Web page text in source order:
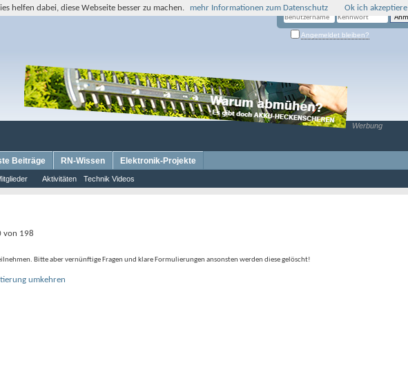
Angemeldet bleiben?
Werbung
Aktivitäten Technik Videos
Beiträge RN-Wissen Elektronik-Projekte
von 198
Bitte aber vernünftige Fragen und klare Formulierungen ansonsten werden diese gelöscht!
helfen dabei, diese Webseite besser zu machen. mehr Informationen zum Datenschutz Ok ich akzeptiere